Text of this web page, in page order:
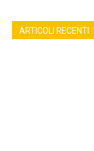
ARTICOLI RECENTI